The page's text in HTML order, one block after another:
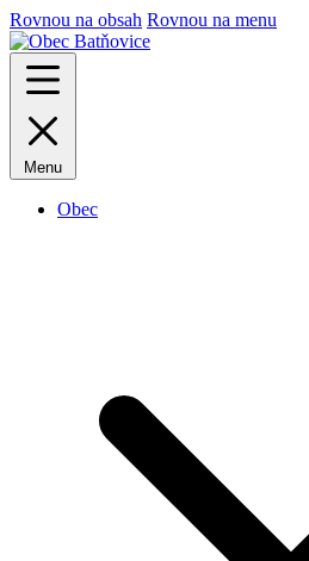
Rovnou na obsah Rovnou na menu
Menu
Obec